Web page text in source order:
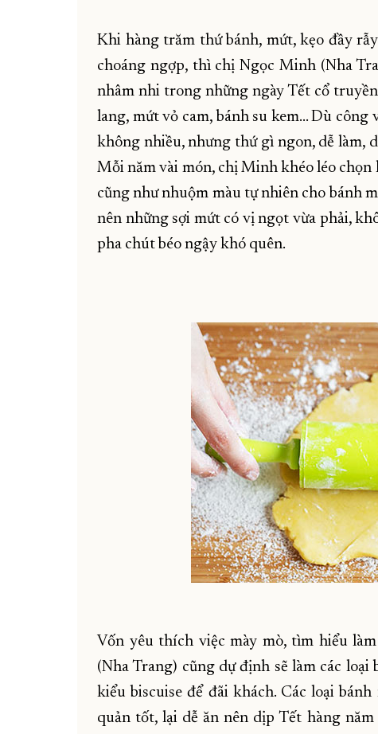
Khi hàng trăm thứ bánh, mứt, kẹo đầy
choáng ngợp, thì chị Ngọc Minh (Nha
nhâm nhi trong những ngày Tết cổ
lang, mứt vỏ cam, bánh su kem… Dù công
không nhiều, nhưng thứ gì ngon, dễ làm,
Mỗi năm vài món, chị Minh khéo léo
cũng như nhuộm màu tự nhiên cho bánh
nên những sợi mứt có vị ngọt vừa phải,
pha chút béo ngậy khó quên.
Vốn yêu thích việc mày mò, tìm hiểu
(Nha Trang) cũng dự định sẽ làm các loại
kiểu biscuise để đãi khách. Các loại
quản tốt, lại dễ ăn nên dịp Tết hàng